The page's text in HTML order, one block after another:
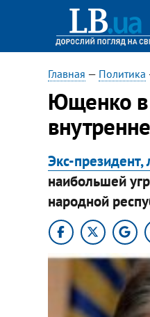
Главная — Политика
Ющенко в
Экс-
наибольшей
народной